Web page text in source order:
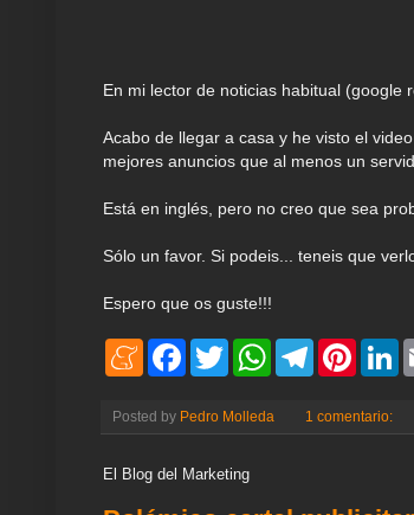
En mi lector de noticias habitual (google
Acabo de llegar a casa y he visto el
mejores anuncios que al menos un
Está en inglés, pero no creo que sea
Sólo un favor. Si podeis... teneis que
Espero que os guste!!!
M
a
F
b
k
T
w
t
W
s
T
g
P
e
L
Posted by Pedro Molleda 1 comentario:
El Blog del Marketing